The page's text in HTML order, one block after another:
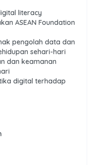
literacy
ASEAN Foundation
pengolah data dan
sehari-hari
dan keamanan
digital terhadap